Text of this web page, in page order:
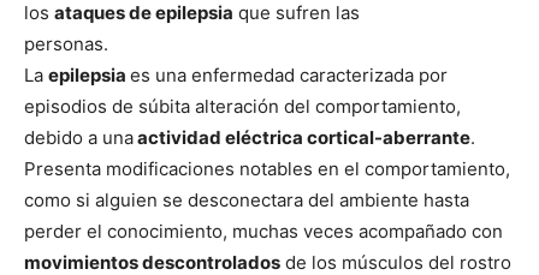
los ataques de epilepsia que sufren las
personas.
La epilepsia es una enfermedad caracterizada por
episodios de súbita alteración del comportamiento,
debido a unaactividad eléctrica cortical-aberrante.
Presenta modificaciones notables en el comportamiento,
como si alguien se desconectara del ambiente hasta
perder el conocimiento, muchas veces acompañado con
movimientos descontrolados de los músculos del rostro